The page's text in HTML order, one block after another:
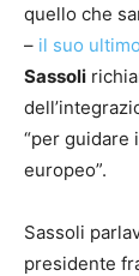
quello che
– il suo
Sassoli
“per guidare
europeo”.
Sassoli
presidente